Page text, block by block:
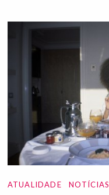
ATUALIDADE NOTÍCIAS